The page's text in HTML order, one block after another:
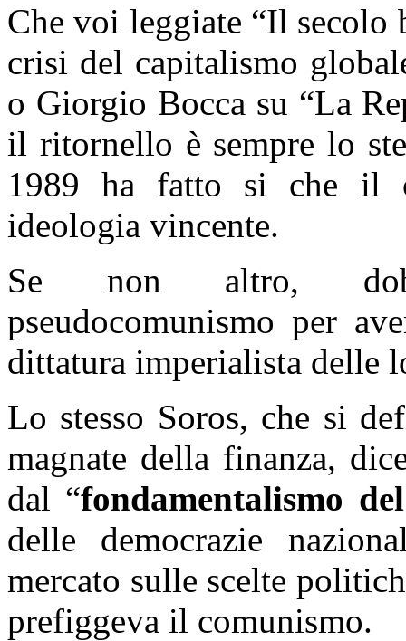
Che voi leggiate “Il secolo
crisi del capitalismo
o Giorgio Bocca su “La
il ritornello è sempre lo
1989 ha fatto si che il
ideologia vincente.
Se non altro,
pseudocomunismo per
dittatura imperialista delle
Lo stesso Soros, che si
magnate della finanza,
dal “fondamentalismo
delle democrazie
mercato sulle scelte
prefiggeva il comunismo.